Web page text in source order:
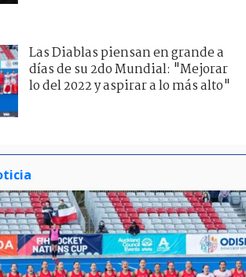
Las Diablas piensan en grande a
días de su 2do Mundial: "Mejorar
lo del 2022 y aspirar a lo más alto"